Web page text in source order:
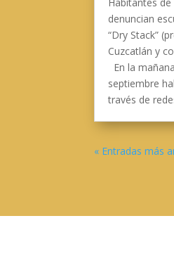
denuncian
“Dry Stack”
Cuzcatlán y
En la
septiembre
través de
« Entradas más